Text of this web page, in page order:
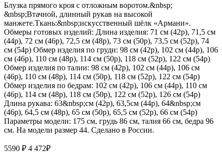
Блузка прямого кроя с отложным воротом.&nbsp;
&nbsp;Втачной, длинный рукав на высокой
манжете.Ткань:&nbsp;искусственный шёлк «Армани».
Обмеры готовых изделий: Длина изделия: 71 см (42р), 71,5 см
(44р), 72 см (46р), 72,5 см (48р), 73 см (50р), 73,5 см (52р), 74
см (54р) Обмер изделия по груди: 98 см (42р), 102 см (44р), 106
см (46р), 110 см (48р), 114 см (50р), 118 см (52р), 122 см (54р)
Обмер изделия по талии: 98 см (42р), 102 см (44р), 106 см
(46р), 110 см (48р), 114 см (50р), 118 см (52р), 122 см (54р)
Обмер изделия по бедрам: 102 см (42р), 106 см (44р), 110 см
(46р), 114 см (48р), 118 см (50р), 122 см (52р), 126 см (54р)
Длина рукава: 63&nbsp;см (42р), 63,5см (44р), 64&nbsp;см
(46р), 64,5 см (48р), 65 см (50р), 65,5 см (52р), 66 см (54р)
Параметры модели: 175 см, грудь 86 см, талия 66 см, бедра 96
см. На модели размер 44. Сделано в России.
5590 ₽ 4 472₽